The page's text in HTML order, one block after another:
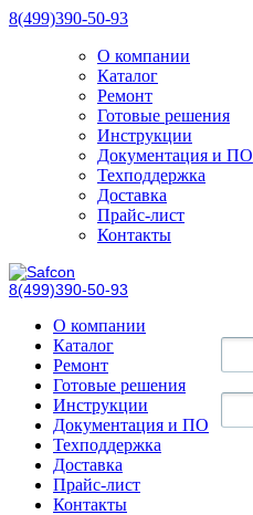
8(499)390-50-93
О компании
Каталог
Ремонт
Готовые решения
Инструкции
Документация и ПО
Техподдержка
Доставка
Прайс-лист
Контакты
8(499)390-50-93
О компании
Каталог
Ремонт
Готовые решения
Инструкции
Документация и ПО
Техподдержка
Доставка
Прайс-лист
Контакты